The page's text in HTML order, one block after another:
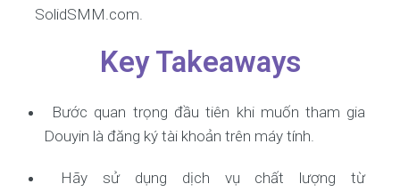
SolidSMM.com.
Key Takeaways
Bước quan trọng đầu tiên khi muốn tham gia
Douyin là đăng ký tài khoản trên máy tính.
Hãy sử dụng dịch vụ chất lượng từ